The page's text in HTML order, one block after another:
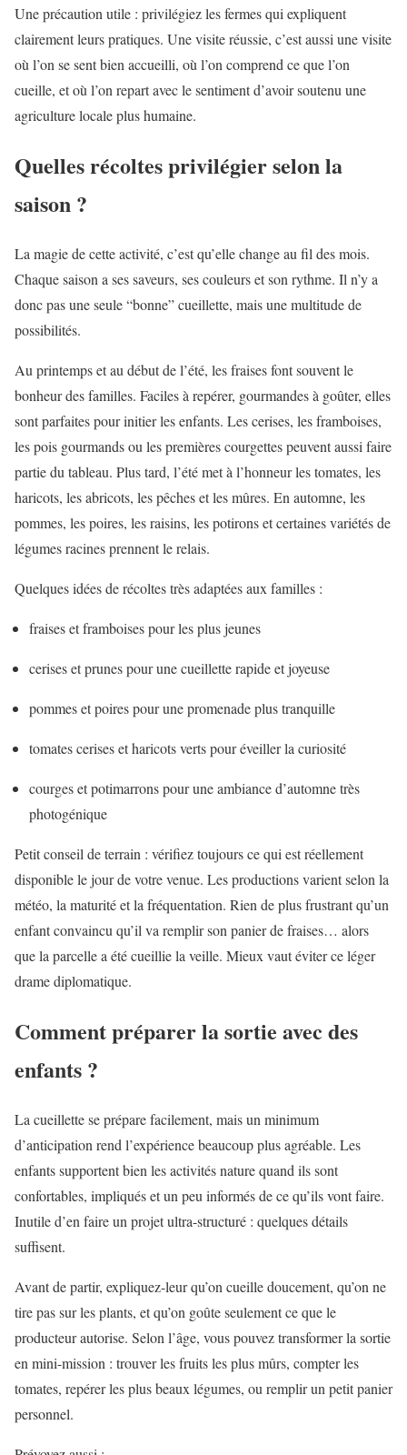
Une précaution utile : privilégiez les fermes qui expliquent
clairement leurs pratiques. Une visite réussie, c’est aussi une visite
où l’on se sent bien accueilli, où l’on comprend ce que l’on
cueille, et où l’on repart avec le sentiment d’avoir soutenu une
agriculture locale plus humaine.
Quelles récoltes privilégier selon la
saison ?
La magie de cette activité, c’est qu’elle change au fil des mois.
Chaque saison a ses saveurs, ses couleurs et son rythme. Il n’y a
donc pas une seule “bonne” cueillette, mais une multitude de
possibilités.
Au printemps et au début de l’été, les fraises font souvent le
bonheur des familles. Faciles à repérer, gourmandes à goûter, elles
sont parfaites pour initier les enfants. Les cerises, les framboises,
les pois gourmands ou les premières courgettes peuvent aussi faire
partie du tableau. Plus tard, l’été met à l’honneur les tomates, les
haricots, les abricots, les pêches et les mûres. En automne, les
pommes, les poires, les raisins, les potirons et certaines variétés de
légumes racines prennent le relais.
Quelques idées de récoltes très adaptées aux familles :
fraises et framboises pour les plus jeunes
cerises et prunes pour une cueillette rapide et joyeuse
pommes et poires pour une promenade plus tranquille
tomates cerises et haricots verts pour éveiller la curiosité
courges et potimarrons pour une ambiance d’automne très
photogénique
Petit conseil de terrain : vérifiez toujours ce qui est réellement
disponible le jour de votre venue. Les productions varient selon la
météo, la maturité et la fréquentation. Rien de plus frustrant qu’un
enfant convaincu qu’il va remplir son panier de fraises… alors
que la parcelle a été cueillie la veille. Mieux vaut éviter ce léger
drame diplomatique.
Comment préparer la sortie avec des
enfants ?
La cueillette se prépare facilement, mais un minimum
d’anticipation rend l’expérience beaucoup plus agréable. Les
enfants supportent bien les activités nature quand ils sont
confortables, impliqués et un peu informés de ce qu’ils vont faire.
Inutile d’en faire un projet ultra-structuré : quelques détails
suffisent.
Avant de partir, expliquez-leur qu’on cueille doucement, qu’on ne
tire pas sur les plants, et qu’on goûte seulement ce que le
producteur autorise. Selon l’âge, vous pouvez transformer la sortie
en mini-mission : trouver les fruits les plus mûrs, compter les
tomates, repérer les plus beaux légumes, ou remplir un petit panier
personnel.